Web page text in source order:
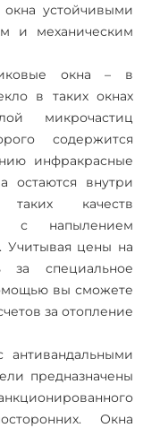
окна устойчивыми
и механическим
окна – в
в таких окнах
микрочастиц
содержится
инфракрасные
остаются внутри
качеств
с напылением
Учитывая цены на
за специальное
вы сможете
за отопление
антивандальными
предназначены
Окна